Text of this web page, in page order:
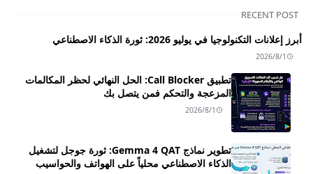
RECENT POST
أبرز إعلانات التكنولوجيا في يوليو 2026: ثورة الذكاء الاصطناعي
2026/8/1
تطبيق Call Blocker: الحل النهائي لحظر المكالمات
المزعجة والتحكم فمن يتصل بك
2026/8/1
تطوير نماذج Gemma 4 QAT: ثورة جوجل لتشغيل
الذكاء الاصطناعي محلياً على الهواتف والحواسيب